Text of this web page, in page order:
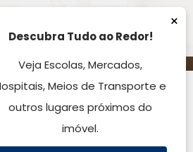
por R$ 549.900,00 -
- Gravataí, RS
×
Descubra Tudo ao Redor!
Veja Escolas, Mercados,
Meios de Transporte e
outros lugares próximos do
imóvel.